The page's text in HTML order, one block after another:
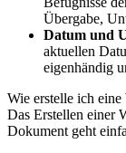
Übergabe,
Datum und
aktuellen
eigenhändig
Wie erstelle ich
Das Erstellen einer
Dokument geht